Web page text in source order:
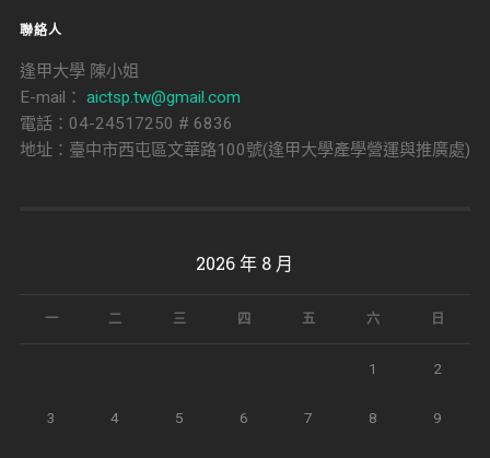
聯絡人
逢甲大學 陳小姐
E-mail： aictsp.tw@gmail.com
電話：04-24517250 # 6836
地址：臺中市西屯區文華路100號(逢甲大學產學營運與推廣處)
2026 年 8 月
一 二 三 四 五 六 日
1 2
3 4 5 6 7 8 9